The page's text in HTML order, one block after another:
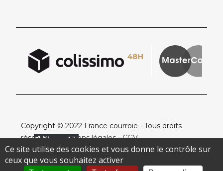
Copyright © 2022 France courroie - Tous droits
réservés -
Mentions légales-CGV
Création de site internet Pixelys
Ce site utilise des cookies et vous donne le contrôle sur
ceux que vous souhaitez activer